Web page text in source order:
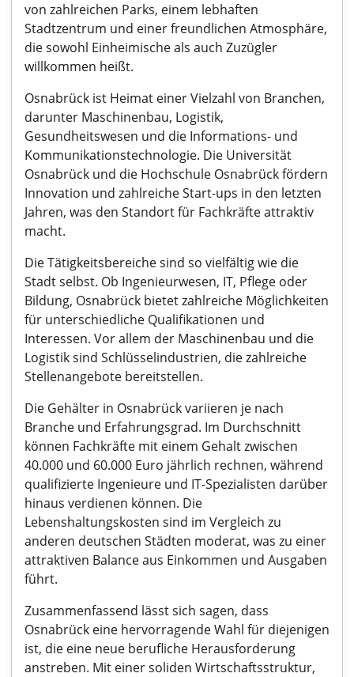
von zahlreichen Parks, einem lebhaften
Stadtzentrum und einer freundlichen Atmosphäre,
die sowohl Einheimische als auch Zuzügler
willkommen heißt.
Osnabrück ist Heimat einer Vielzahl von Branchen,
darunter Maschinenbau, Logistik,
Gesundheitswesen und die Informations- und
Kommunikationstechnologie. Die Universität
Osnabrück und die Hochschule Osnabrück fördern
Innovation und zahlreiche Start-ups in den letzten
Jahren, was den Standort für Fachkräfte attraktiv
macht.
Die Tätigkeitsbereiche sind so vielfältig wie die
Stadt selbst. Ob Ingenieurwesen, IT, Pflege oder
Bildung, Osnabrück bietet zahlreiche Möglichkeiten
für unterschiedliche Qualifikationen und
Interessen. Vor allem der Maschinenbau und die
Logistik sind Schlüsselindustrien, die zahlreiche
Stellenangebote bereitstellen.
Die Gehälter in Osnabrück variieren je nach
Branche und Erfahrungsgrad. Im Durchschnitt
können Fachkräfte mit einem Gehalt zwischen
40.000 und 60.000 Euro jährlich rechnen, während
qualifizierte Ingenieure und IT-Spezialisten darüber
hinaus verdienen können. Die
Lebenshaltungskosten sind im Vergleich zu
anderen deutschen Städten moderat, was zu einer
attraktiven Balance aus Einkommen und Ausgaben
führt.
Zusammenfassend lässt sich sagen, dass
Osnabrück eine hervorragende Wahl für diejenigen
ist, die eine neue berufliche Herausforderung
anstreben. Mit einer soliden Wirtschaftsstruktur,